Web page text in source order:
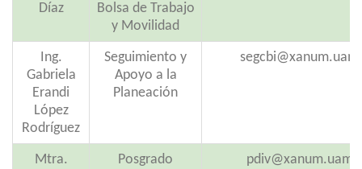
Díaz
Bolsa de Trabajo
y Movilidad
Ing.
Gabriela
Erandi
López
Rodríguez
Seguimiento y
Apoyo a la
Planeación
Mtra.
Posgrado